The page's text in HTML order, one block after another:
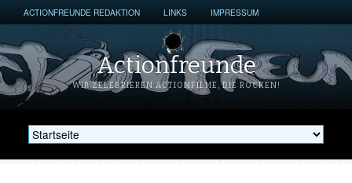
ACTIONFREUNDE REDAKTION LINKS IMPRESSUM
Actionfreunde
WIR ZELEBRIEREN ACTIONFILME, DIE ROCKEN!